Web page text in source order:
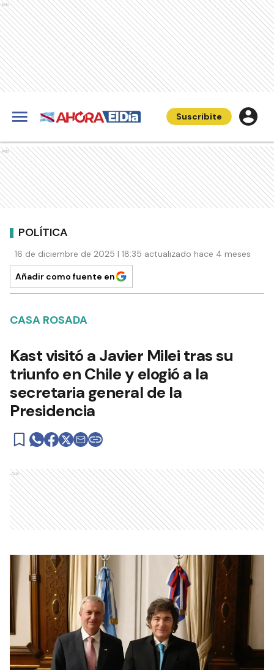
Ads
Suscribite
Ads
POLÍTICA
16 de diciembre de 2025 | 18:35 actualizado hace 4 meses
Añadir como fuente en
CASA ROSADA
Kast visitó a Javier Milei tras su
triunfo en Chile y elogió a la
secretaria general de la
Presidencia
Ads